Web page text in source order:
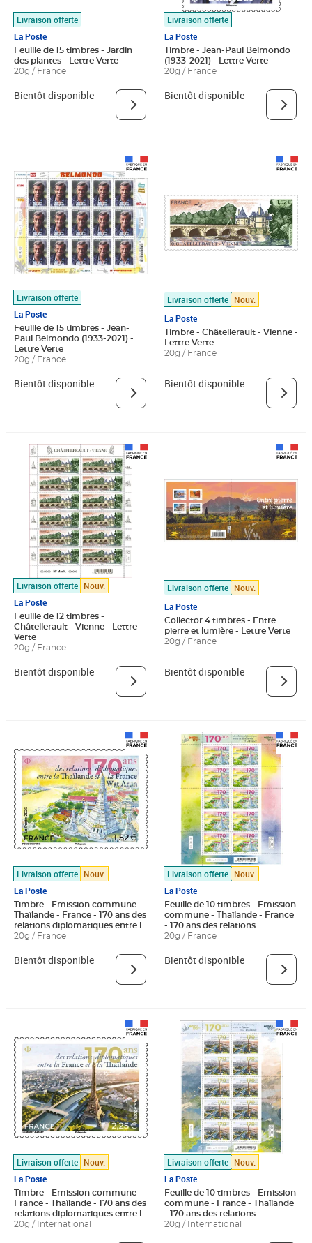
Livraison offerte
La Poste
Feuille de 15 timbres - Jardin
des plantes - Lettre Verte
20g / France
Bientôt disponible
Livraison offerte
La Poste
Timbre - Jean-Paul Belmondo
(1933-2021) - Lettre Verte
20g / France
Bientôt disponible
Livraison offerte
La Poste
Feuille de 15 timbres - Jean-
Paul Belmondo (1933-2021) -
Lettre Verte
20g / France
Bientôt disponible
Livraison offerte Nouv.
La Poste
Timbre - Châtellerault - Vienne -
Lettre Verte
20g / France
Bientôt disponible
Livraison offerte Nouv.
La Poste
Feuille de 12 timbres -
Châtellerault - Vienne - Lettre
Verte
20g / France
Bientôt disponible
Livraison offerte Nouv.
La Poste
Collector 4 timbres - Entre
pierre et lumière - Lettre Verte
20g / France
Bientôt disponible
Livraison offerte Nouv.
La Poste
Timbre - Emission commune -
Thaïlande - France - 170 ans des
relations diplomatiques entre la
Thaïlande et la France - Wat
20g / France
Bientôt disponible
Livraison offerte Nouv.
La Poste
Feuille de 10 timbres - Emission
commune - Thaïlande - France
- 170 ans des relations
diplomatiques entre la
Arun - Lettre Verte
20g / France
Bientôt disponible
Livraison offerte Nouv.
La Poste
Timbre - Emission commune -
France - Thaïlande - 170 ans des
relations diplomatiques entre la
France et la Thaïlande - Tour
20g / International
Livraison offerte Nouv.
La Poste
Feuille de 10 timbres - Emission
commune - France - Thaïlande
- 170 ans des relations
diplomatiques entre la France
20g / International